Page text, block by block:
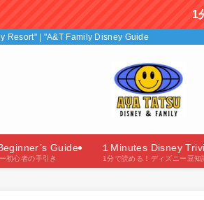
1分で読める！デ
| "A&T Family Disney Guide"（あやたつフ
Guide
初心者の手引き
１Minutes Disney
1分で読める！ディズニー豆知